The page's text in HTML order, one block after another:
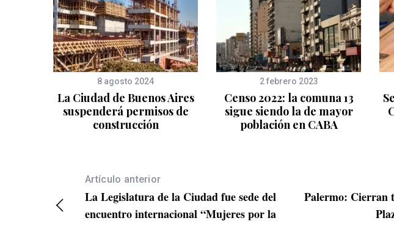
8 agosto 2024
La Ciudad de Buenos Aires
suspenderá permisos de
construcción
2 febrero 2023
Censo 2022: la comuna 13
sigue siendo la de mayor
población en CABA
Artículo anterior
La Legislatura de la Ciudad fue sede del
encuentro internacional “Mujeres por la
Palermo: Cierran